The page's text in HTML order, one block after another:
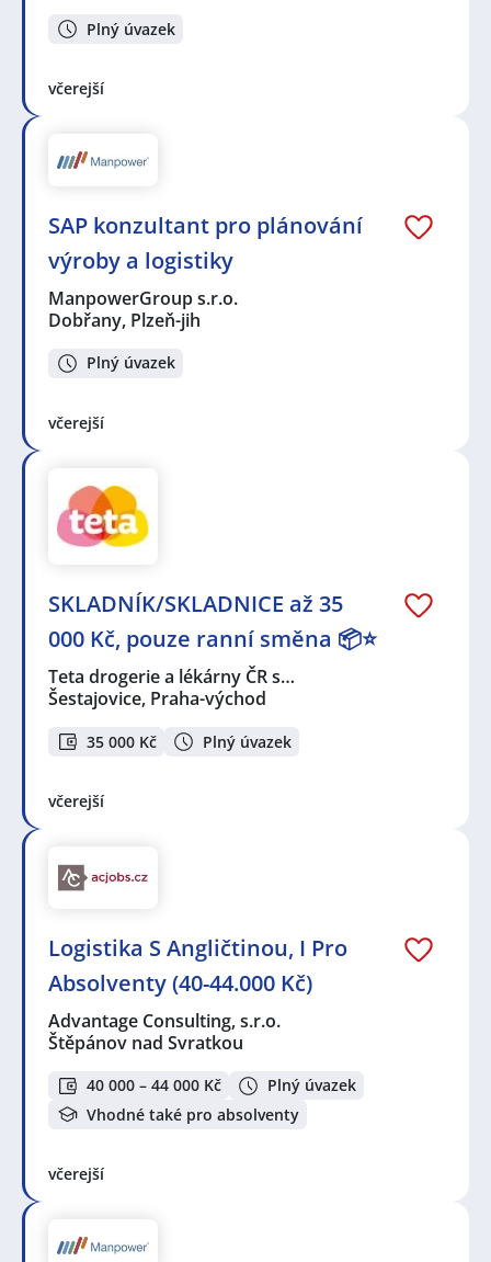
Plný úvazek
včerejší
SAP konzultant pro plánování
výroby a logistiky
ManpowerGroup s.r.o.
Dobřany, Plzeň-jih
Plný úvazek
včerejší
SKLADNÍK/SKLADNICE až 35
000 Kč, pouze ranní směna 📦⭐
Teta drogerie a lékárny ČR s…
Šestajovice, Praha-východ
35 000 Kč Plný úvazek
včerejší
Logistika S Angličtinou, I Pro
Absolventy (40-44.000 Kč)
Advantage Consulting, s.r.o.
Štěpánov nad Svratkou
40 000 – 44 000 Kč
Plný úvazek
Vhodné také pro absolventy
včerejší